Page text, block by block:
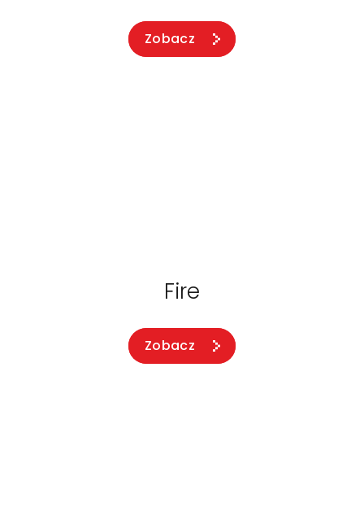
Zobacz
Fire
Zobacz